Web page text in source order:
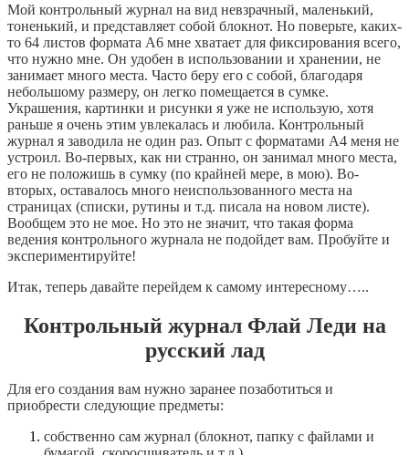
Мой контрольный журнал на вид невзрачный, маленький,
тоненький, и представляет собой блокнот. Но поверьте, каких-
то 64 листов формата А6 мне хватает для фиксирования всего,
что нужно мне. Он удобен в использовании и хранении, не
занимает много места. Часто беру его с собой, благодаря
небольшому размеру, он легко помещается в сумке.
Украшения, картинки и рисунки я уже не использую, хотя
раньше я очень этим увлекалась и любила. Контрольный
журнал я заводила не один раз. Опыт с форматами А4 меня не
устроил. Во-первых, как ни странно, он занимал много места,
его не положишь в сумку (по крайней мере, в мою). Во-
вторых, оставалось много неиспользованного места на
страницах (списки, рутины и т.д. писала на новом листе).
Вообщем это не мое. Но это не значит, что такая форма
ведения контрольного журнала не подойдет вам. Пробуйте и
экспериментируйте!
Итак, теперь давайте перейдем к самому интересному…..
Контрольный журнал Флай Леди на
русский лад
Для его создания вам нужно заранее позаботиться и
приобрести следующие предметы:
собственно сам журнал (блокнот, папку с файлами и